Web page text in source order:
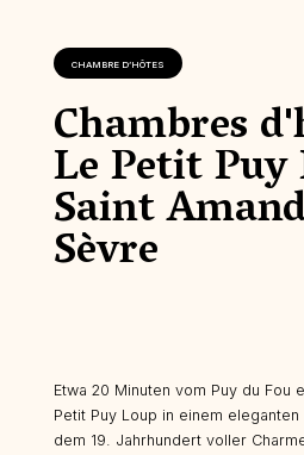
CHAMBRE D’HÔTES
Chambres
Le Petit Puy
Saint
Sèvre
Etwa 20 Minuten vom Puy du Fou
Petit Puy Loup in einem eleganten
dem 19. Jahrhundert voller